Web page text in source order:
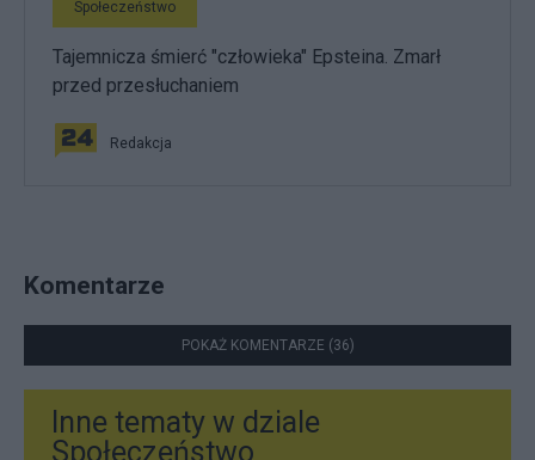
Społeczeństwo
Tajemnicza śmierć "człowieka" Epsteina. Zmarł
przed przesłuchaniem
Redakcja
Komentarze
POKAŻ KOMENTARZE (36)
Inne tematy w dziale
Społeczeństwo